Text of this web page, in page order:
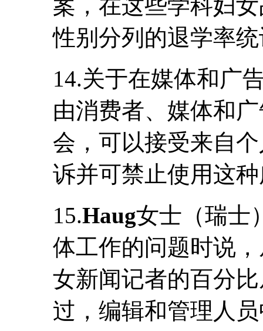
案，在这些学科妇
性别分列的退学率
14.关于在媒体和广
由消费者、媒体和
会，可以接受来自
诉并可禁止使用这
15.Haug女士（瑞士
体工作的问题时说
女新闻记者的百分
过，编辑和管理人